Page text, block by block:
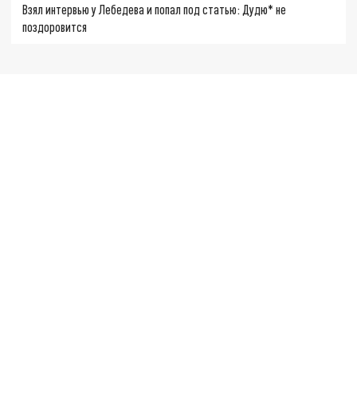
Взял интервью у Лебедева и попал под статью: Дудю* не
поздоровится